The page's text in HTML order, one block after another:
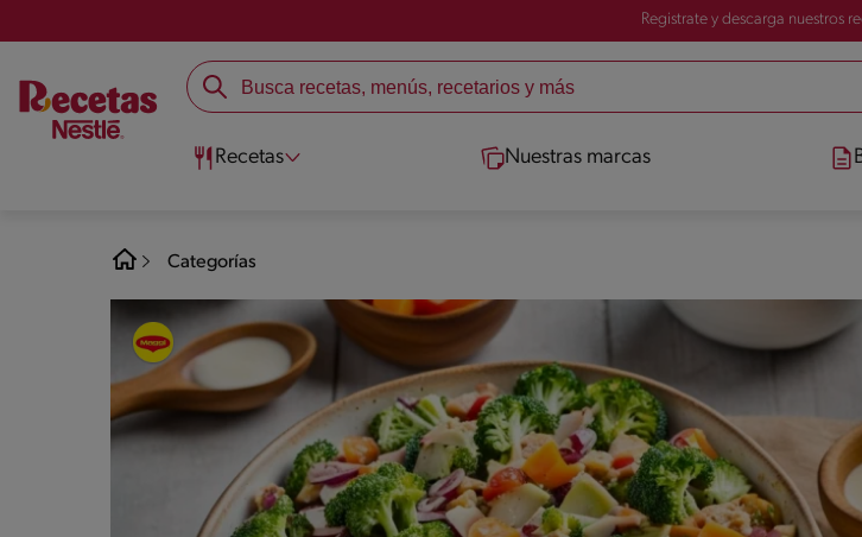
Registrate y descarga nuestros
Recetas Nuestras marcas
Categorías